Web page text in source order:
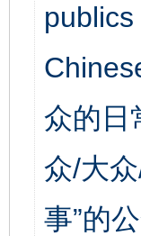
众的日
众/大
事”的一批国